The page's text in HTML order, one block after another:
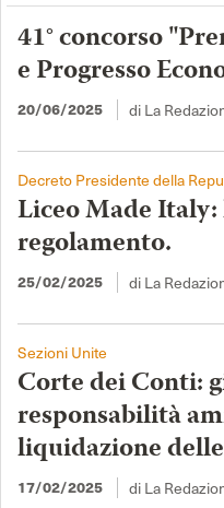
41° concorso
e Progresso
20/06/2025 di La
Decreto Presidente della
Liceo Made
regolamento.
25/02/2025 di La
Sezioni Unite
Corte dei Conti:
responsabilità
liquidazione
17/02/2025 di La